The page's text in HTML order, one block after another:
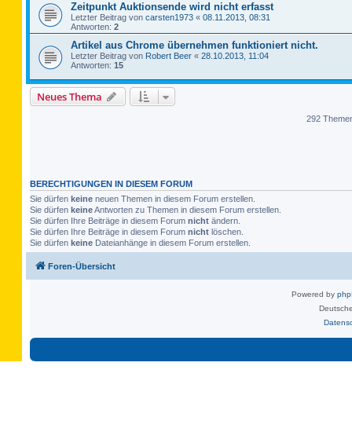
Zeitpunkt Auktionsende wird nicht erfasst
Letzter Beitrag von carsten1973 « 08.11.2013, 08:31
Antworten: 2
Artikel aus Chrome übernehmen funktioniert nicht.
Letzter Beitrag von Robert Beer « 28.10.2013, 11:04
Antworten: 15
Neues Thema
292
BERECHTIGUNGEN IN DIESEM FORUM
Sie dürfen keine neuen Themen in diesem Forum erstellen.
Sie dürfen keineAntworten zu Themen in diesem Forum erstellen.
Sie dürfen Ihre Beiträge in diesem Forum nicht ändern.
Sie dürfen Ihre Beiträge in diesem Forum nicht löschen.
Sie dürfen keine Dateianhänge in diesem Forum erstellen.
Foren-Übersicht
Powered by